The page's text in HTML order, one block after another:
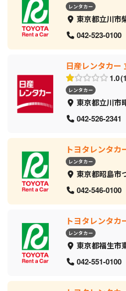
レンタカー
東京都立川市
042-523-0100
日産レンタカー
1.0 1
レンタカー
東京都立川市
042-526-2341
トヨタレンタカ
レンタカー
東京都昭島市
042-546-0100
トヨタレンタカ
レンタカー
東京都福生市
042-551-0100